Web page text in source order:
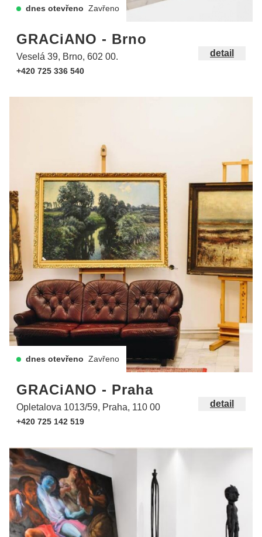
dnes otevřeno Zavřeno
GRACiANO - Brno
Veselá 39, Brno, 602 00.
+420 725 336 540
detail
dnes otevřeno Zavřeno
GRACiANO - Praha
Opletalova 1013/59, Praha, 110 00
+420 725 142 519
detail